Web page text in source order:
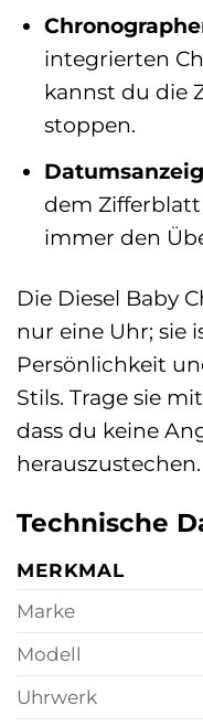
integrierten
kannst du die
stoppen.
dem
immer den
Die Diesel Baby
nur eine Uhr; sie
Persönlichkeit
Stils. Trage sie
dass du keine
herauszustechen.
Technische
MERKMAL
Marke
Modell
Uhrwerk